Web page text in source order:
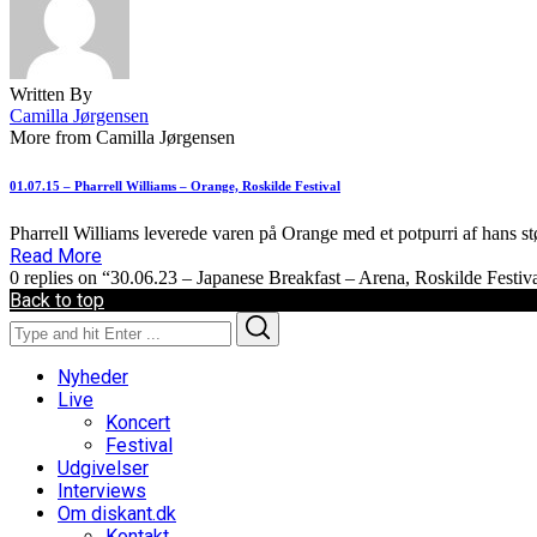
Written By
Camilla Jørgensen
More from Camilla Jørgensen
01.07.15 – Pharrell Williams – Orange, Roskilde Festival
Pharrell Williams leverede varen på Orange med et potpurri af hans
Read More
0 replies on “30.06.23 – Japanese Breakfast – Arena, Roskilde
Back to top
Search
for:
Nyheder
Live
Koncert
Festival
Udgivelser
Interviews
Om diskant.dk